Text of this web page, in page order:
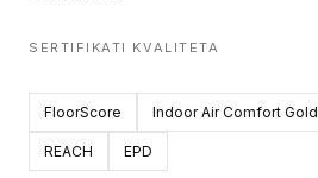
SERTIFIKATI KVALITETA
FloorScore Indoor Air Comfort Gold
REACH EPD